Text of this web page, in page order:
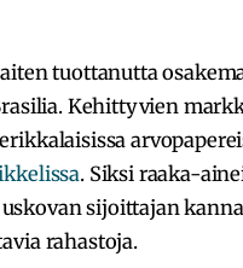
tuottanutta
Kehittyvien
. Siksi raaka-
sijoittajan
rahastoja.